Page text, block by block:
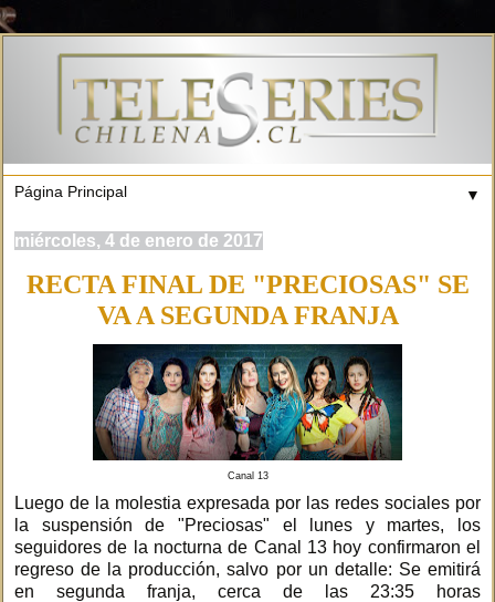
▼
miércoles, 4 de enero de 2017
RECTA FINAL DE "PRECIOSAS" SE
VA A SEGUNDA FRANJA
Canal 13
Luego de la molestia expresada por las redes sociales por
la suspensión de "Preciosas" el lunes y martes, los
seguidores de la nocturna de Canal 13 hoy confirmaron el
regreso de la producción, salvo por un detalle: Se emitirá
en segunda franja, cerca de las 23:35 horas